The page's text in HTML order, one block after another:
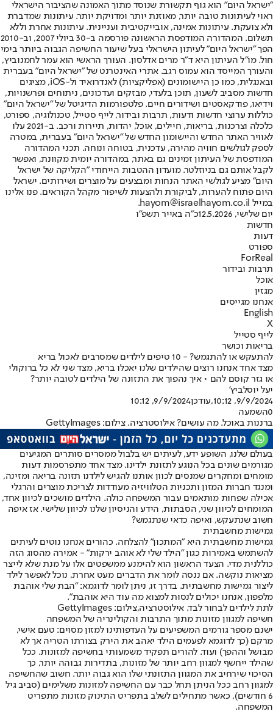
"ישראל היום" הוא גוף תקשורת שנוסד מתוך האמונה שהציבור הישראלי
ראוי לעיתונות טובה יותר, מאוזנת יותר ומדויקת יותר. עיתונות שמדברת
ולא צועקת. עיתונות אמינה, אובייקטיבית ועניינית. עיתונות אחרת וללא
תשלום. המהדורה המודפסת הראשונה פורסמה ב-30 ביולי 2007, וב-2010
הפך "ישראל היום" לעיתון הישראלי בעל שיעור החשיפה הגבוה ביותר בימי
חול. מו"ל העיתון היא ד"ר מרים אדלסון. העורך הראשי הוא עמר לחמנוביץ,
והעורך המייסד הוא עמוס רגב. אתרי האינטרנט של "ישראל היום" בעברית
ובאנגלית, כמו כן היישומונים (אפליקציות) לאנדרואיד ול-iOS, מציגים
חדשות מסביב לשעון, תוכן בלעדי, מבזקים ועדכונים, ניתוחים ופרשנויות,
וידיאו, פודקאסטים ושידורים חיים. פלטפורמות הדיגיטל של "ישראל היום"
כוללות ערוצי חדשות ודעות, תרבות ובידור, לייף סטייל, טכנולוגיה, ספורט,
כלכלה וצרכנות, בריאות, חיילים, אוכל, יהדות, תיירות ורכב. ב-2021 עלו
לאוויר האתר החדש והיישומון החדש של "ישראל היום" בעברית, במטרה
לספק לגולשים חוויה מהירה, עדכנית, בטוחה ונוחה. תכני המהדורה
המודפסת של העיתון זמינים גם באתר, במהדורה יומית מקוונת, ואפשר
לקבל אותם גם בניוזלטר. מועדון ההטבות הייחודי "הקליקה של ישראל
היום" מציע לגולשי האתר הנחות ומבצעים על מוצרים ושירותים. ישראל
היום פתוח להערות, לביקורת ולהצעות לשיפור מקהל הקוראים. פנו אלינו
במייל hayom@israelhayom.co.il.
יום שלישי, 12.5.2026
כ"ה באייר תשפ"ו
חדשות
דעות
ספורט
ForReal
תרבות ובידור
אוכל
מגזין
אנחנו מגייסים
English
X
לייף סטייל
בריאות וכושר
להתעקש או להתגמש? - 10 טיפים לילדים שמסרבים לאכול בריא
מצד אחד אנחנו רוצים שהילדים שלנו יאכלו בריא, מצד שני לא כל ברוקולי
או גזר קוסם להם • איך נהפוך את התזונה של הילדים לטובה יותר?
יעל יוסלביץ'
9/9/2024, 10:12
,עודכן9/9/2024, 10:12
0השמעה
ברננות באוכל. מה עושים? אילוסטרציה. צילום: GettyImages
בעולם שלנו, השופע ידע, לעיתים יש בלבול ממסרים סותרים המגיעים
מגורמים שונים בכל הנוגע לתזונת ילדינו. מצד אחד מתפרסמות דעות
מומחים ומחקרים שמנסים לכוון אותנו להגיש לילדנו תזונה בריאה ומזינה,
ומנגד חברות המזון ותכניות הטלוויזיה מעודדות לצריכת מוצרים והרגלי
אכילה שפחות מותאמים עבור המשפחה כולה. הילדים מושכים לכיוון אחד,
המומחים לכיוון שני, הסבתות, הידע והניסיון שלנו לכיוון שלישי. אז איפה
חשוב שנתעקש, ואיפה כדאי שנתגמש?
גמישות מחשבתית
גמישות מחשבתית היא "המתכון" להצלחה. כהורים אנחנו נוטים לעיתים
להשתמש באמירות כגון "הילד שלי לא אוהב ירקות" - אמירה מהסוג הזה
כוללנית מדי. הצעד הראשון הוא להימנע ממשפטים אלו על מנת שלא לייצר
מציאות נוקשה. אם ננסה לומר את הדברים מעט אחרת, נוכל לאפשר לילד
ליצור גמישות מחשבתית. בדרך זו, ניתן לומר לדוגמא: "הבת שלי אוהבת
מלפפון, אנחנו יכולים לנסות למצוא מה עוד היא אוהבת".
לתת לילדים לבחור לבד. אילוסטרציה,צילום: GettyImages
חשיפה למגוון מזונות מתוך התרבות והקולינריה של המשפחה
ישנם מספר גורמים המשפיעים על העדפותינו למזון מסוים: טעם אישי,
מרקם (כך לדוגמא לפעמים הילד יאהב את הירק בצורתו הטריה אך לא
מבושל וההפך) ועוד. להורים תפקיד משמעותי בחשיפה למזונות. ככל
שהילד ייחשף למגוון רחב יותר של מזונות, בתדירות גבוהה יותר, כך
הסיכוי שירחיב את המגוון התזונתי שלו הוא גבוה יותר. חשוב שהחשיפה
למגוון רחב ככל הניתן תחל כבר עם החשיפה למזונות משלימים (סביב גיל
6 חודשים), כאשר מתחילים לשלב בתפריט התינוק מזונות מתפריט
המשפחה.